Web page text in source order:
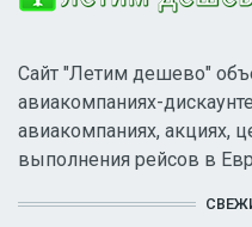
Сайт "Летим дешево"
авиакомпаниях-
авиакомпаниях, акциях,
выполнения рейсов в